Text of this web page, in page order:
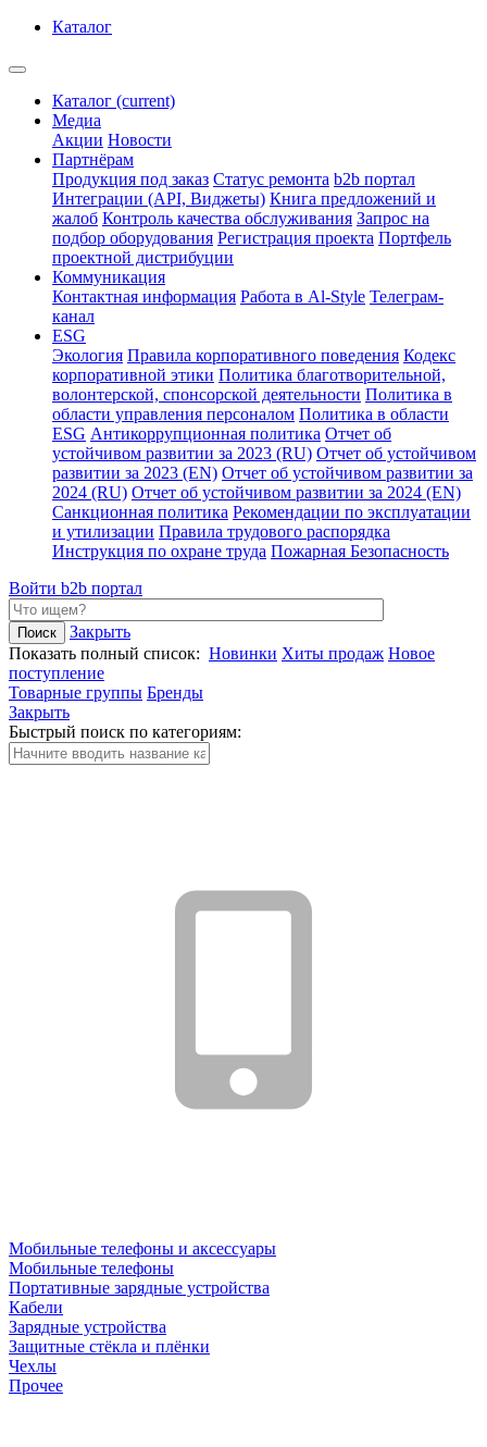
Каталог
Каталог (current)
Медиа
Акции Новости
Партнёрам
Продукция под заказ Статус ремонта b2b портал
Интеграции (API, Виджеты) Книга предложений и
жалоб Контроль качества обслуживания Запрос на
подбор оборудования Регистрация проекта Портфель
проектной дистрибуции
Коммуникация
Контактная информация Работа в Al-Style Телеграм-
канал
ESG
Экология Правила корпоративного поведения Кодекс
корпоративной этики Политика благотворительной,
волонтерской, спонсорской деятельности Политика в
области управления персоналом Политика в области
ESG Антикоррупционная политика Отчет об
устойчивом развитии за 2023 (RU) Отчет об устойчивом
развитии за 2023 (EN) Отчет об устойчивом развитии за
2024 (RU) Отчет об устойчивом развитии за 2024 (EN)
Санкционная политика Рекомендации по эксплуатации
и утилизации Правила трудового распорядка
Инструкция по охране труда Пожарная Безопасность
Войти b2b портал
Закрыть
Показать полный список: Новинки Хиты продаж Новое
поступление
Товарные группы Бренды
Закрыть
Быстрый поиск по категориям:
Мобильные телефоны и аксессуары
Мобильные телефоны
Портативные зарядные устройства
Кабели
Зарядные устройства
Защитные стёкла и плёнки
Чехлы
Прочее